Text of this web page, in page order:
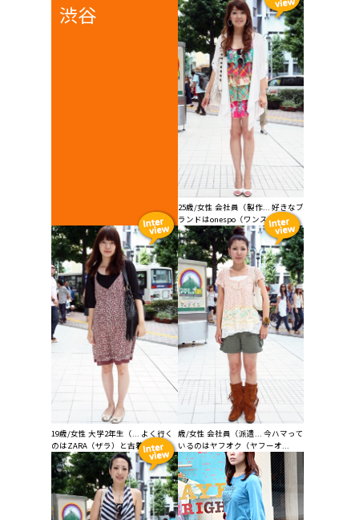
渋谷
25歳/女性 会社員（製作... 好きなブ
ランドはonespo（ワンス...
19歳/女性 大学2年生（... よく行く
のはZARA（ザラ）と古着屋...
歳/女性 会社員（派遣... 今ハマって
いるのはヤフオク（ヤフーオ...